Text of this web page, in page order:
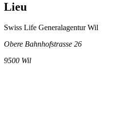
Lieu
Swiss Life Generalagentur Wil
Obere Bahnhofstrasse 26
9500 Wil